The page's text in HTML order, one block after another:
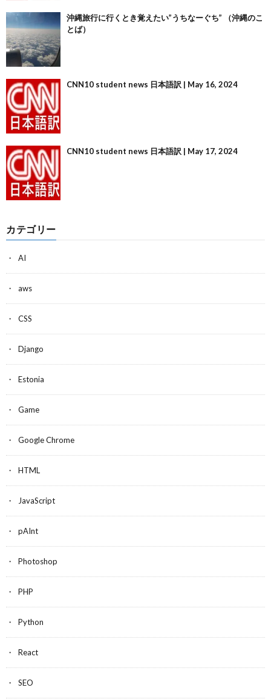
沖縄旅行に行くとき覚えたい”うちなーぐち” （沖縄のこ
とば）
CNN10 student news 日本語訳 | May 16, 2024
CNN10 student news 日本語訳 | May 17, 2024
カテゴリー
AI
aws
CSS
Django
Estonia
Game
Google Chrome
HTML
JavaScript
pAInt
Photoshop
PHP
Python
React
SEO